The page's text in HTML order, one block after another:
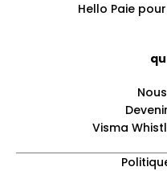
Hello Paie
Visma